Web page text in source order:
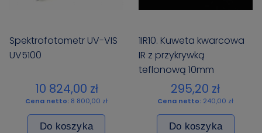
Spektrofotometr UV-VIS
UV5100
10 824,00 zł
Cena netto: 8 800,00 zł
Do koszyka
1IR10. Kuweta kwarcowa
IR z przykrywką
teflonową 10mm
295,20 zł
Cena netto: 240,00 zł
Do koszyka